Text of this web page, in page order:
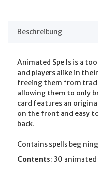
Beschreibung
Animated Spells is a
and players alike in
freeing them from
allowing them to only
card features an
on the front and easy
back.
Contains spells
Contents: 30 animated